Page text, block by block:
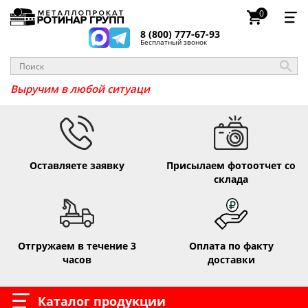
8 (800) 777-67-93
Бесплатный звонок
0
Выручим в любой ситуа _
Оставляете заявку
Присылаем фотоотчет со
склада
Отгружаем в течение 3
часов
Оплата по факту
доставки
Каталог продукции